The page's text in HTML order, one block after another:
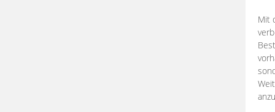
Mit